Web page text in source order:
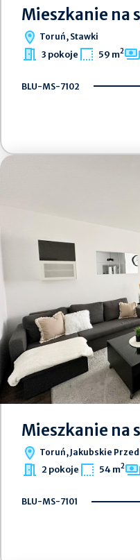
Mieszkanie na
Toruń, Stawki
3 pokoje 59 m2
BLU-MS-7102
Mieszkanie na
Toruń, Jakubskie
2 pokoje 54 m2
BLU-MS-7101